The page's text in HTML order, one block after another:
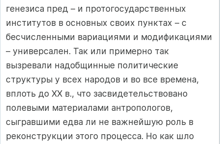
генезиса пред – и протогосударственных
институтов в основных своих пунктах – с
бесчисленными вариациями и модификациями
– универсален. Так или примерно так
вызревали надобщинные политические
структуры у всех народов и во все времена,
вплоть до XX в., что засвидетельствовано
полевыми материалами антропологов,
сыгравшими едва ли не важнейшую роль в
реконструкции этого процесса. Но как шло